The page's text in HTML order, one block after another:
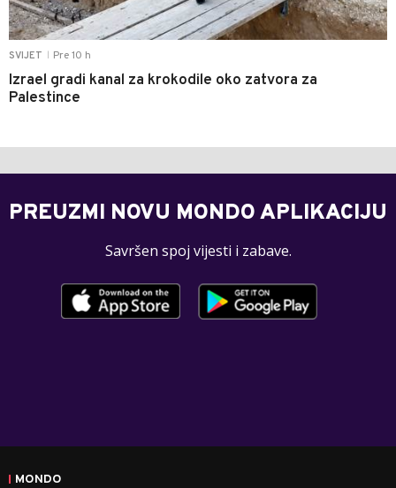
SVIJET Pre 10 h
Izrael gradi kanal za krokodile oko zatvora za
Palestince
PREUZMI NOVU MONDO APLIKACIJU
Savršen spoj vijesti i zabave.
MONDO